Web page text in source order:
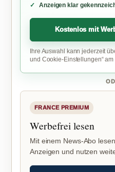
Anzeigen klar
Kostenlos mit
Ihre Auswahl kann jederzeit
und Cookie-Einstellungen“
FRANCE PREMIUM
Werbefrei lesen
Mit einem News-Abo
Anzeigen und nutzen